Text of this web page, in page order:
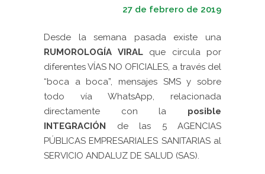
27 de febrero de 2019
Desde la semana pasada existe una
RUMOROLOGÍA VIRALque circula por
diferentes VÍAS NO OFICIALES, a través del
“boca a boca”, mensajes SMS y sobre
todo vía WhatsApp, relacionada
directamente con la posible
INTEGRACIÓN de las 5 AGENCIAS
PÚBLICAS EMPRESARIALES SANITARIAS al
SERVICIO ANDALUZ DE SALUD (SAS).